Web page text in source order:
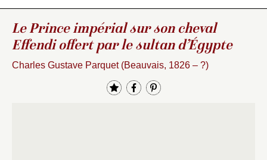
Le Prince impérial sur son cheval
Effendi offert par le sultan d’Égypte
Charles Gustave Parquet (Beauvais, 1826 – ?)